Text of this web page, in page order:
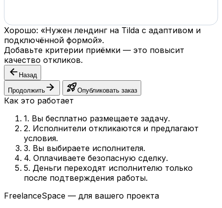
Хорошо: «Нужен лендинг на Tilda с адаптивом и
подключённой формой».
Добавьте критерии приёмки — это повысит
качество откликов.
arrow_back Назад
Продолжить arrow_forward rocket_launchОпубликовать заказ
Как это работает
1. Вы бесплатно размещаете задачу.
2. Исполнители откликаются и предлагают
условия.
3. Вы выбираете исполнителя.
4. Оплачиваете безопасную сделку.
5. Деньги переходят исполнителю только
после подтверждения работы.
FreelanceSpace — для вашего проекта